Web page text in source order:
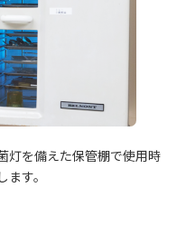
灯を備えた保管棚で使用時
す。